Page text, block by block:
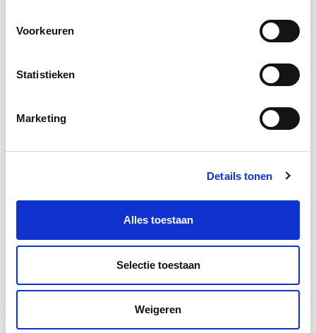
Voorkeuren
Statistieken
Marketing
Details tonen
Alles toestaan
Selectie toestaan
Weigeren
De opleiding Vastgoedmanagement biedt een
vastgoedportefeuille optimaal te exploiteren.
Utrecht en/of Online
4 - 8 uur per week